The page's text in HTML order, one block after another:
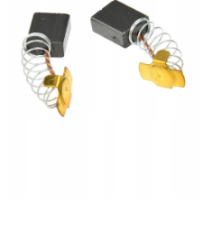
Domácnosť
Ochranné pracovné
Vianoce